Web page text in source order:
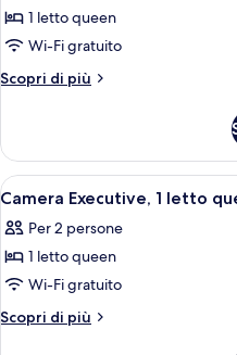
divano
foto
per
Camera
letto
queen,
accessibile
ai
disabili
1 letto queen
Wi-Fi gratuito
Scopri di più
Altri
Superior,
letto
accessibile
ai
Apri
tutte
le
foto
per
Camera
10
Camera Executive, 1 letto
Per 2 persone
1 letto queen
Wi-Fi gratuito
Scopri di più
Altri